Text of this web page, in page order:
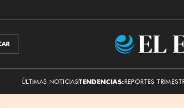
ÚLTIMAS NOTICIASTENDENCIAS:REPORTES